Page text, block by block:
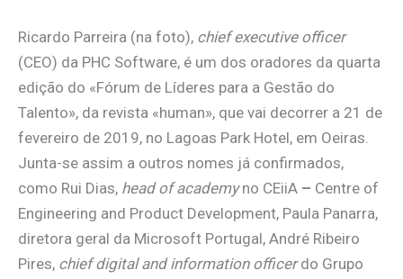
Ricardo Parreira (na foto), chief executive officer
(CEO) da PHC Software, é um dos oradores da quarta
edição do «Fórum de Líderes para a Gestão do
Talento», da revista «human», que vai decorrer a 21 de
fevereiro de 2019, no Lagoas Park Hotel, em Oeiras.
Junta-se assim a outros nomes já confirmados,
como Rui Dias, head of academyno CEiiA – Centre of
Engineering and Product Development, Paula Panarra,
diretora geral da Microsoft Portugal, André Ribeiro
Pires, chief digital and information officerdo Grupo